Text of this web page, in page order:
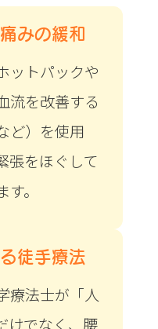
みの緩和
ットパックや
流を改善する
ど）を使用
張をほぐして
。
徒手療法
療法士が「人
けでなく、腰